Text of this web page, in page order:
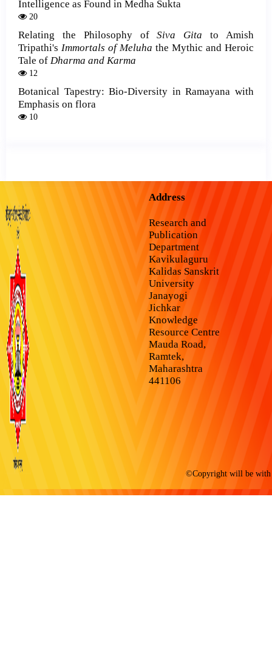
Intelligence as Found in Medha Sukta
20
Relating the Philosophy ofSiva Gita to Amish
Tripathi's Immortals of Meluha the Mythic and Heroic
Tale of Dharma and Karma
12
Botanical Tapestry: Bio-Diversity in Ramayana with
Emphasis on flora
10
Address
Research and
Publication
Department
Kavikulaguru
Kalidas Sanskrit
University
Janayogi
Jichkar
Knowledge
Resource Centre
Mauda Road,
Ramtek,
Maharashtra
441106
©Copyright will be with